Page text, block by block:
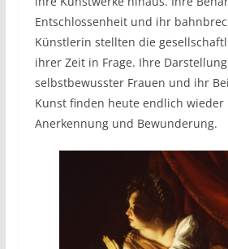
Entschlossenheit und ihr
Künstlerin stellten die
ihrer Zeit in Frage. Ihre
selbstbewusster Frauen und ihr
Kunst finden heute endlich wieder
Anerkennung und Bewunderung.